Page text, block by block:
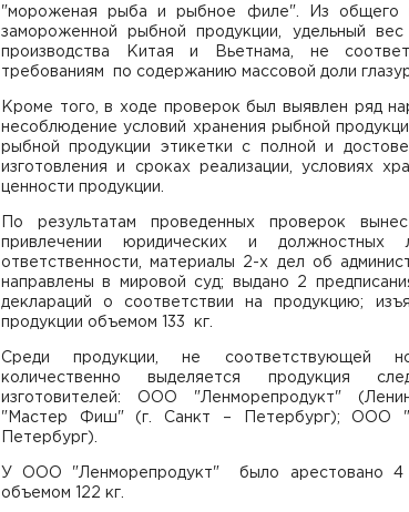
"мороженая рыба и рыбное филе". Из общего
замороженной рыбной продукции, удельный вес
производства Китая и Вьетнама, не
требованиям по содержанию массовой доли
Кроме того, в ходе проверок был выявлен ряд
несоблюдение условий хранения рыбной
рыбной продукции этикетки с полной и
изготовления и сроках реализации, условиях
ценности продукции.
По результатам проведенных проверок
привлечении юридических и должностных
ответственности, материалы 2-х дел об
направлены в мировой суд; выдано 2
деклараций о соответствии на продукцию;
продукции объемом 133 кг.
Среди продукции, не соответствующей
количественно выделяется продукция
изготовителей: ООО "Ленморепродукт"
"Мастер Фиш" (г. Санкт – Петербург); ООО
Петербург).
У ООО "Ленморепродукт" было арестовано 4
объемом 122 кг.